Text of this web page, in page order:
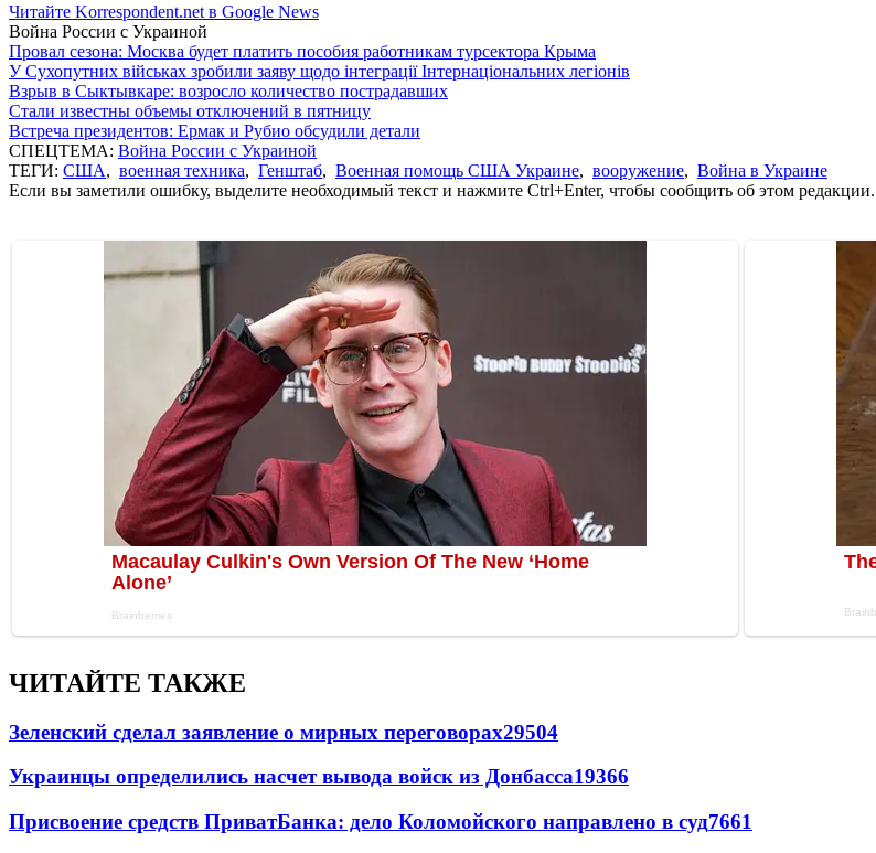
Читайте Korrespondent.net в Google News
Война России с Украиной
Провал сезона: Москва будет платить пособия работникам турсектора Крыма
У Сухопутних військах зробили заяву щодо інтеграції Інтернаціональних легіонів
Взрыв в Сыктывкаре: возросло количество пострадавших
Стали известны объемы отключений в пятницу
Встреча президентов: Ермак и Рубио обсудили детали
СПЕЦТЕМА: Война России с Украиной
ТЕГИ: США, военная техника, Генштаб, Военная помощь США Украине, вооружение, Война в Украине
Если вы заметили ошибку, выделите необходимый текст и нажмите Ctrl+Enter, чтобы сообщить об этом редакции.
ЧИТАЙТЕ ТАКЖЕ
Зеленский сделал заявление о мирных переговорах29504
Украинцы определились насчет вывода войск из Донбасса19366
Присвоение средств ПриватБанка: дело Коломойского направлено в суд7661